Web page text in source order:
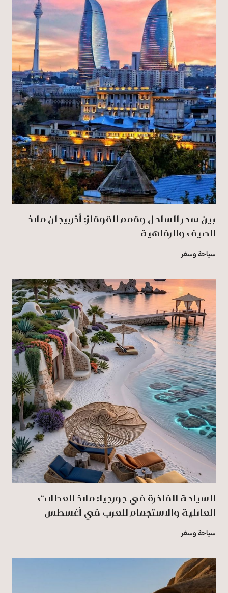
بين سحر الساحل وقمم القوقاز: أذربيجان ملاذ
الصيف والرفاهية
سياحة وسفر
السياحة الفاخرة في جورجيا: ملاذ العطلات
العائلية والاستجمام للعرب في أغسطس
سياحة وسفر